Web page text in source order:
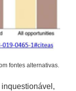
fontes alternativas.
inquestionável,